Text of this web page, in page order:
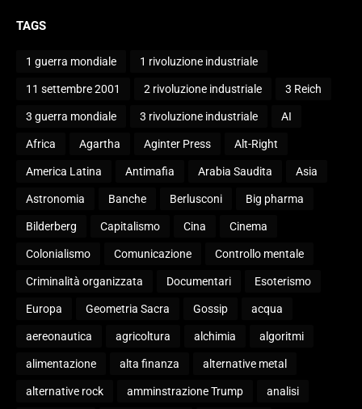
TAGS
1 guerra mondiale 1 rivoluzione industriale
11 settembre 2001 2 rivoluzione industriale 3 Reich
3 guerra mondiale 3 rivoluzione industriale AI
Africa Agartha Aginter Press Alt-Right
America Latina Antimafia Arabia Saudita Asia
Astronomia Banche Berlusconi Big pharma
Bilderberg Capitalismo Cina Cinema
Colonialismo Comunicazione Controllo mentale
Criminalità organizzata Documentari Esoterismo
Europa Geometria Sacra Gossip acqua
aereonautica agricoltura alchimia algoritmi
alimentazione alta finanza alternative metal
alternative rock amminstrazione Trump analisi